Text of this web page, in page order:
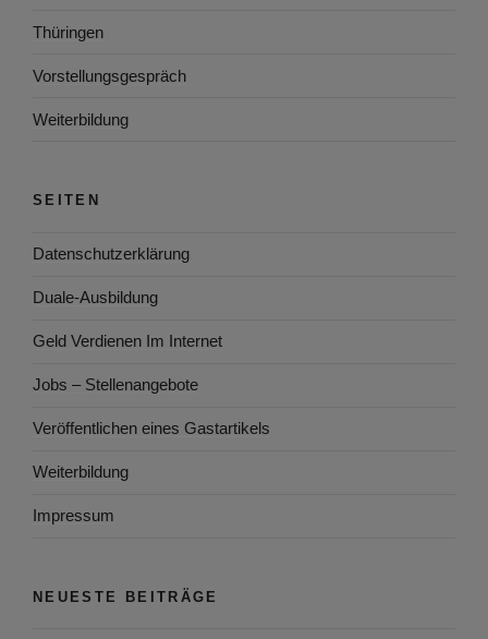
Thüringen
Vorstellungsgespräch
Weiterbildung
SEITEN
Datenschutzerklärung
Duale-Ausbildung
Geld Verdienen Im Internet
Jobs – Stellenangebote
Veröffentlichen eines Gastartikels
Weiterbildung
Impressum
NEUESTE BEITRÄGE